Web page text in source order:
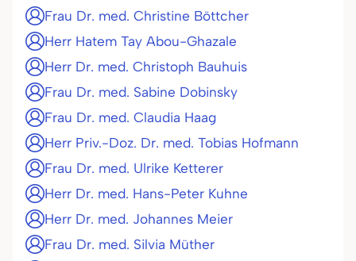
Frau Dr. med. Christine Böttcher
Herr Hatem Tay Abou-Ghazale
Herr Dr. med. Christoph Bauhuis
Frau Dr. med. Sabine Dobinsky
Frau Dr. med. Claudia Haag
Herr Priv.-Doz. Dr. med. Tobias Hofmann
Frau Dr. med. Ulrike Ketterer
Herr Dr. med. Hans-Peter Kuhne
Herr Dr. med. Johannes Meier
Frau Dr. med. Silvia Müther